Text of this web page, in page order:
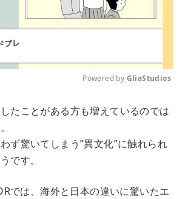
u
e
Powered by GliaStudios
たことがある方も増えているのでは
ず驚いてしまう”異文化”に触れられ
です。
では、海外と日本の違いに驚いたエ